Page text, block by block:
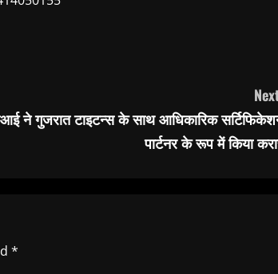
ने गुजरात टाइटन्स के साथ आधिकारिक
पार्टनर के रूप में किया
*